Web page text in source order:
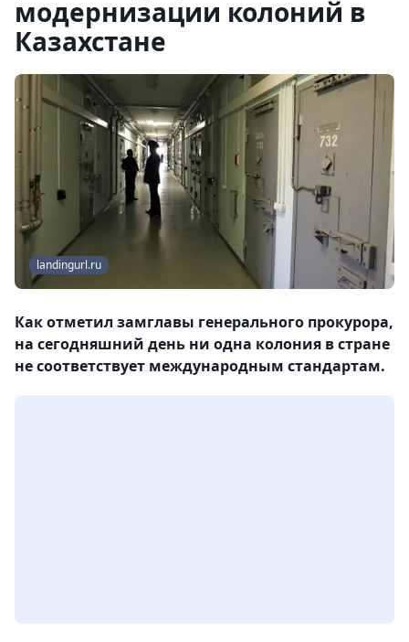
модернизации колоний в
Казахстане
landingurl.ru
Как отметил замглавы генерального прокурора,
на сегодняшний день ни одна колония в стране
не соответствует международным стандартам.